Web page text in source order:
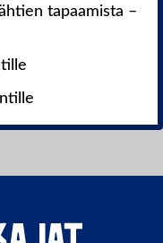
tapaamista –